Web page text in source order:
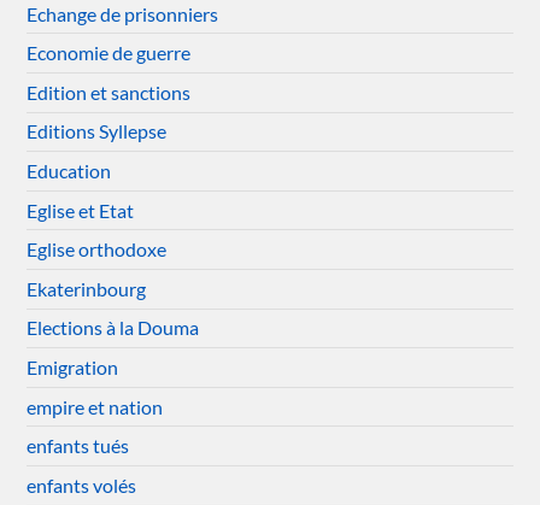
Echange de prisonniers
Economie de guerre
Edition et sanctions
Editions Syllepse
Education
Eglise et Etat
Eglise orthodoxe
Ekaterinbourg
Elections à la Douma
Emigration
empire et nation
enfants tués
enfants volés